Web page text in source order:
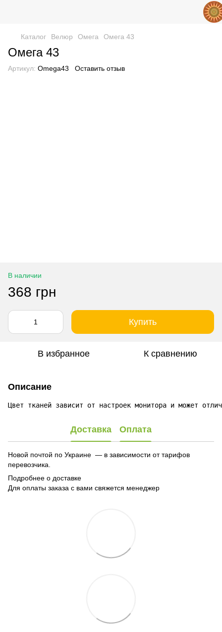
Каталог Велюр Омега Омега 43
Омега 43
Артикул: Omega43 Оставить отзыв
В наличии
368 грн
Купить
В избранное К сравнению
Описание
Цвет тканей зависит от настроек монитора и может
Доставка Оплата
Новой почтой по Украине — в зависимости от тарифов
перевозчика.
Подробнее о доставке
Для оплаты заказа с вами свяжется менеджер